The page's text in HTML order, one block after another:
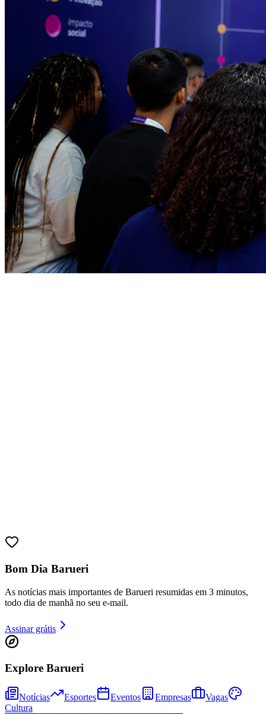
Athletico-PR
Bom Dia Barueri
As notícias mais importantes de Barueri resumidas em 3 minutos,
todo dia de manhã no seu e-mail.
Assinar grátis
Explore Barueri
Notícias Esportes Eventos Empresas
Vagas
Cultura